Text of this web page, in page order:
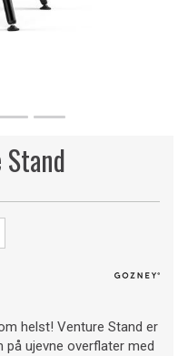
Stand
helst! Venture Stand er
ujevne overflater med